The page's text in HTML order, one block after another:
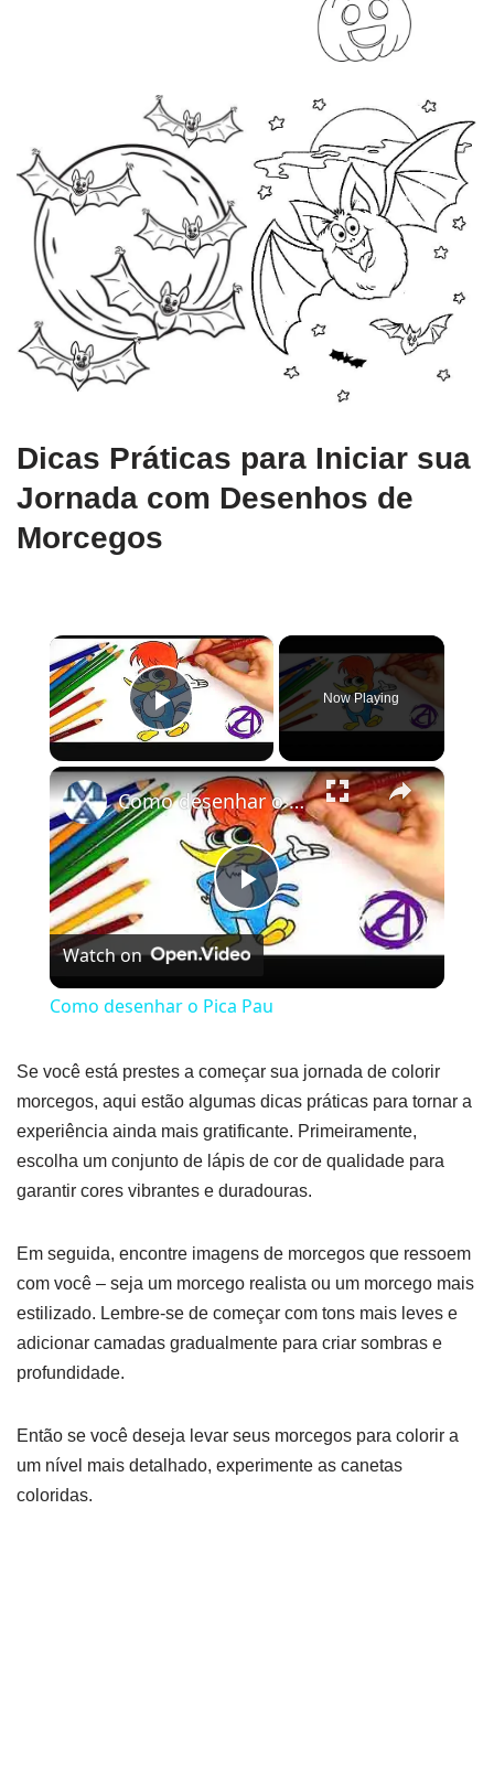
Dicas Práticas para Iniciar sua
Jornada com Desenhos de
Morcegos
×
Play Video
Now Playing
×
Play
Como desenhar o Pica Pau
Watch on
Como desenhar o Pica Pau
Se você está prestes a começar sua jornada de colorir
morcegos, aqui estão algumas dicas práticas para tornar a
experiência ainda mais gratificante. Primeiramente,
escolha um conjunto de lápis de cor de qualidade para
garantir cores vibrantes e duradouras.
Em seguida, encontre imagens de morcegos que ressoem
com você – seja um morcego realista ou um morcego mais
estilizado. Lembre-se de começar com tons mais leves e
adicionar camadas gradualmente para criar sombras e
profundidade.
Então se você deseja levar seus morcegos para colorir a
um nível mais detalhado, experimente as canetas
coloridas.